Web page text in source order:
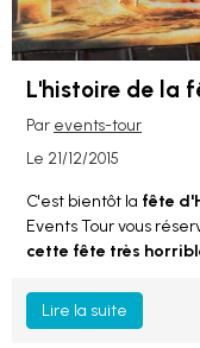
L'histoire de la
Par events-tour
Le 21/12/2015
C'est bientôt la fête
Events Tour vous
cette fête très
Lire la suite